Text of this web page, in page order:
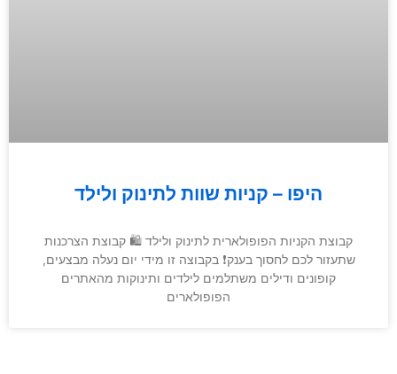
היפו – קניות שוות לתינוק ולילד
קבוצת הקניות הפופולארית לתינוק ולילד 🛍 קבוצת הצרכנות
שתעזור לכם לחסוך בענק❗️ בקבוצה זו מידי יום נעלה מבצעים,
קופונים ודילים משתלמים לילדים ותינוקות מהאתרים
הפופולארים